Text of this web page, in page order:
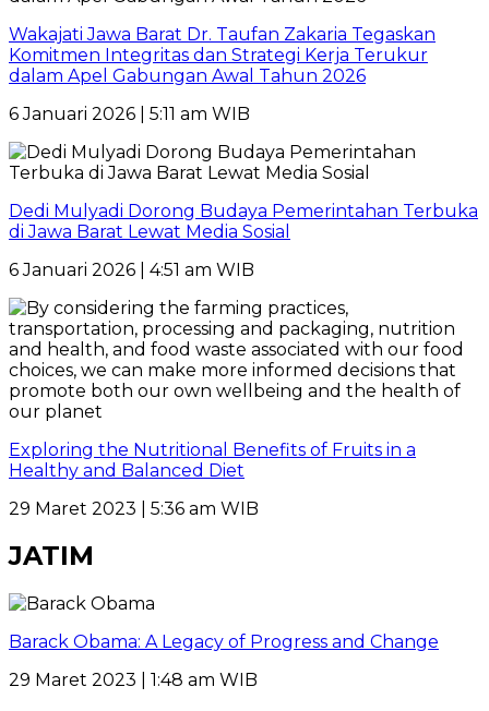
Wakajati Jawa Barat Dr. Taufan Zakaria Tegaskan
Komitmen Integritas dan Strategi Kerja Terukur
dalam Apel Gabungan Awal Tahun 2026
6 Januari 2026 | 5:11 am WIB
Dedi Mulyadi Dorong Budaya Pemerintahan Terbuka
di Jawa Barat Lewat Media Sosial
6 Januari 2026 | 4:51 am WIB
Exploring the Nutritional Benefits of Fruits in a
Healthy and Balanced Diet
29 Maret 2023 | 5:36 am WIB
JATIM
Barack Obama: A Legacy of Progress and Change
29 Maret 2023 | 1:48 am WIB